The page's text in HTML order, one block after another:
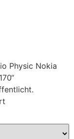
Physic Nokia